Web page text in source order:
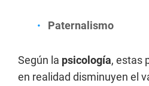
Paternalismo
Según la psicología, estas
en realidad disminuyen el